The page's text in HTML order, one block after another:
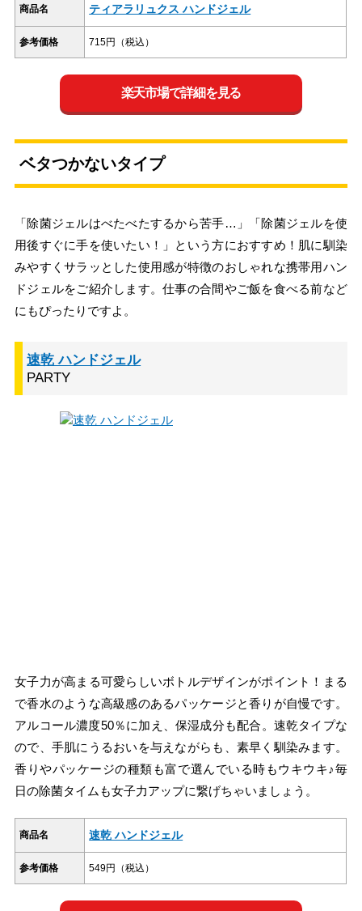
商品名 ティアラリュクス ハンドジェル
参考価格 715円（税込）
楽天市場で詳細を見る
ベタつかないタイプ
「除菌ジェルはべたべたするから苦手…」「除菌ジェルを使
用後すぐに手を使いたい！」という方におすすめ！肌に馴染
みやすくサラッとした使用感が特徴のおしゃれな携帯用ハン
ドジェルをご紹介します。仕事の合間やご飯を食べる前など
にもぴったりですよ。
速乾 ハンドジェル
PARTY
女子力が高まる可愛らしいボトルデザインがポイント！まる
で香水のような高級感のあるパッケージと香りが自慢です。
アルコール濃度50％に加え、保湿成分も配合。速乾タイプな
ので、手肌にうるおいを与えながらも、素早く馴染みます。
香りやパッケージの種類も富で選んでいる時もウキウキ♪毎
日の除菌タイムも女子力アップに繋げちゃいましょう。
商品名 速乾 ハンドジェル
参考価格 549円（税込）